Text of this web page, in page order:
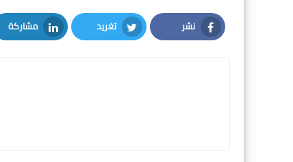
نشر
Facebook
تغريد
Twitter
مشاركة
LinkedIn